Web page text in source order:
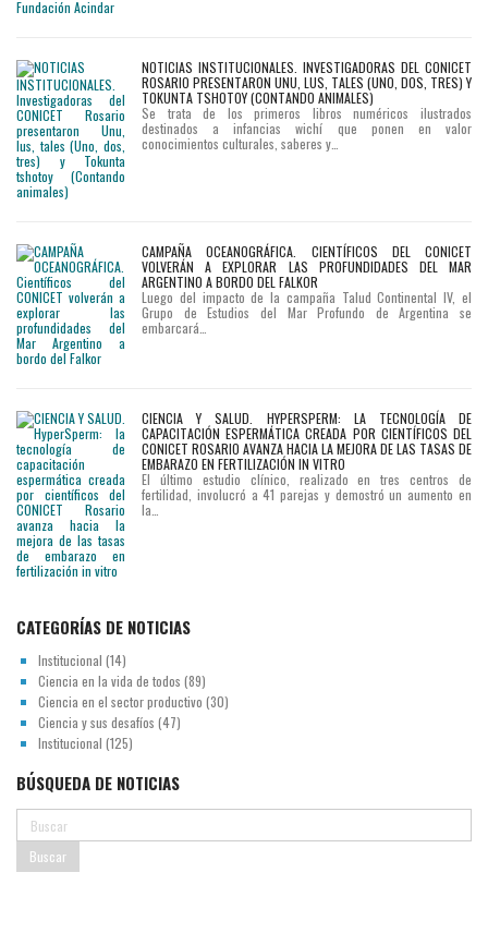
fecundación
Un
trabajo
publicado
en
revista
Journal
Translational
Medicine
muestra
que
aplicación
HyperSperm
no
sólo
incrementó
16
ciento
NOTICIAS INSTITUCIONALES. INVESTIGADORAS DEL CONICET
ROSARIO PRESENTARON UNU, LUS, TALES (UNO, DOS, TRES) Y
TOKUNTA TSHOTOY (CONTANDO ANIMALES)
Se trata de los primeros libros numéricos ilustrados
destinados a infancias wichí que ponen en valor
conocimientos culturales, saberes y…
CAMPAÑA OCEANOGRÁFICA. CIENTÍFICOS DEL CONICET
VOLVERÁN A EXPLORAR LAS PROFUNDIDADES DEL MAR
ARGENTINO A BORDO DEL FALKOR
Luego del impacto de la campaña Talud Continental IV, el
Grupo de Estudios del Mar Profundo de Argentina se
embarcará…
CIENCIA Y SALUD. HYPERSPERM: LA TECNOLOGÍA DE
CAPACITACIÓN ESPERMÁTICA CREADA POR CIENTÍFICOS DEL
CONICET ROSARIO AVANZA HACIA LA MEJORA DE LAS TASAS DE
EMBARAZO EN FERTILIZACIÓN IN VITRO
El último estudio clínico, realizado en tres centros de
fertilidad, involucró a 41 parejas y demostró un aumento en
la…
CATEGORÍAS DE NOTICIAS
Institucional (14)
Ciencia en la vida de todos (89)
Ciencia en el sector productivo (30)
Ciencia y sus desafíos (47)
Institucional (125)
BÚSQUEDA DE NOTICIAS